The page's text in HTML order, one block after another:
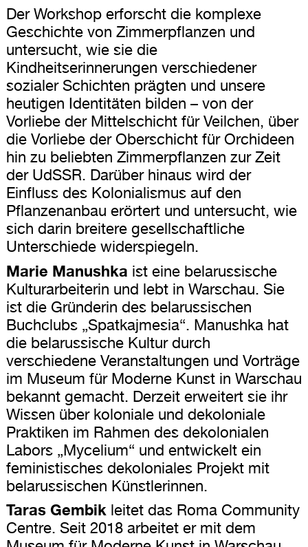
Der Workshop erforscht die komplexe
Geschichte von Zimmerpflanzen und
untersucht, wie sie die
Kindheitserinnerungen verschiedener
sozialer Schichten prägten und unsere
heutigen Identitäten bilden – von der
Vorliebe der Mittelschicht für Veilchen, über
die Vorliebe der Oberschicht für Orchideen
hin zu beliebten Zimmerpflanzen zur Zeit
der UdSSR. Darüber hinaus wird der
Einfluss des Kolonialismus auf den
Pflanzenanbau erörtert und untersucht, wie
sich darin breitere gesellschaftliche
Unterschiede widerspiegeln.
Marie Manushka ist eine belarussische
Kulturarbeiterin und lebt in Warschau. Sie
ist die Gründerin des belarussischen
Buchclubs „Spatkajmesia“. Manushka hat
die belarussische Kultur durch
verschiedene Veranstaltungen und Vorträge
im Museum für Moderne Kunst in Warschau
bekannt gemacht. Derzeit erweitert sie ihr
Wissen über koloniale und dekoloniale
Praktiken im Rahmen des dekolonialen
Labors „Mycelium“ und entwickelt ein
feministisches dekoloniales Projekt mit
belarussischen Künstlerinnen.
Taras Gembikleitet das Roma Community
Centre. Seit 2018 arbeitet er mit dem